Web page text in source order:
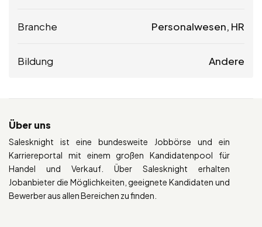
Branche Personalwesen, HR
Bildung Andere
Über uns
Salesknight ist eine bundesweite Jobbörse und ein
Karriereportal mit einem großen Kandidatenpool für
Handel und Verkauf. Über Salesknight erhalten
Jobanbieter die Möglichkeiten, geeignete Kandidaten und
Bewerber aus allen Bereichen zu finden.